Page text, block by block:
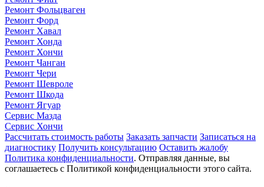
Ремонт Фольцваген
Ремонт Форд
Ремонт Хавал
Ремонт Хонда
Ремонт Хончи
Ремонт Чанган
Ремонт Чери
Ремонт Шевроле
Ремонт Шкода
Ремонт Ягуар
Сервис Мазда
Сервис Хончи
Рассчитать стоимость работы Заказать запчасти Записаться на
диагностику Получить консультацию Оставить жалобу
Политика конфиденциальности. Отправляя данные, вы
соглашаетесь с Политикой конфиденциальности этого сайта.